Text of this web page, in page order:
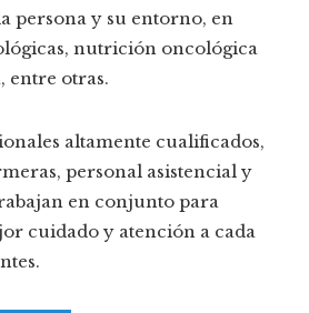
persona y su entorno, en
nutrición oncológica
entre otras.
altamente cualificados,
personal asistencial y
en conjunto para
cuidado y atención a cada